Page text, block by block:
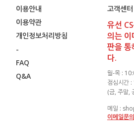
이용안내
이용약관
개인정보처리방침
-
FAQ
Q&A
고객센터
유선
의는 이
판을 통
다.
월-목 :
점심시간
(금, 주말,
메일 :
이메일문의